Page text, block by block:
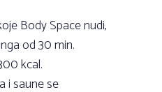
Body Space nudi,
od 30 min.
kcal.
i saune se